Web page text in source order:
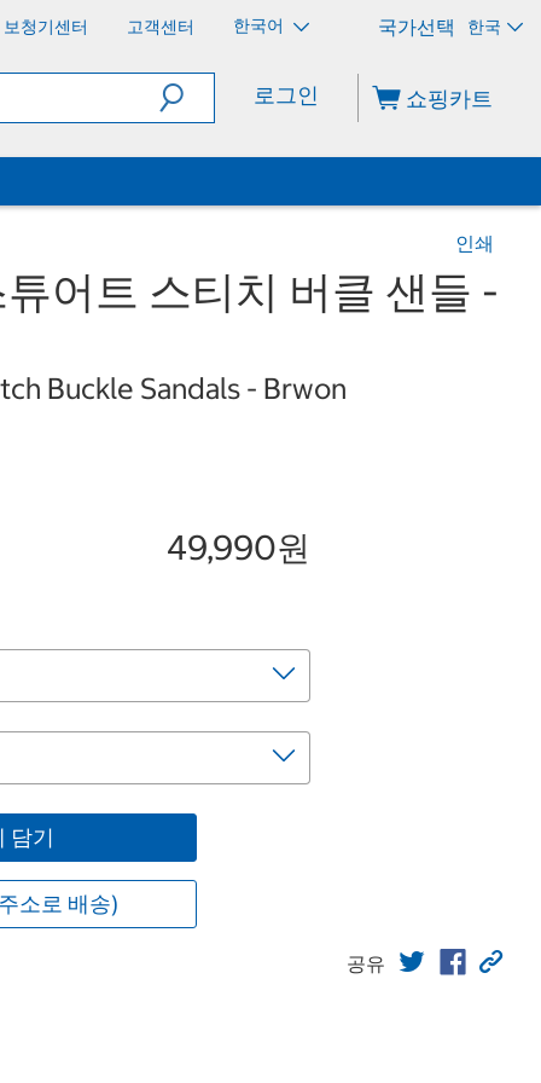
보청기센터 고객센터 한국어 한국
로그인 쇼핑카트
인쇄
어트 스티치 버클 샌들 -
Buckle Sandals - Brwon
49,990원
담기
소로 배송)
공유